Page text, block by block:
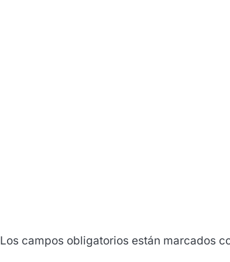
Los campos obligatorios están marcados